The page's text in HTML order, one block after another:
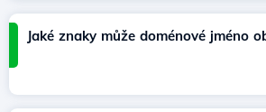
Jaké znaky může doménové jméno